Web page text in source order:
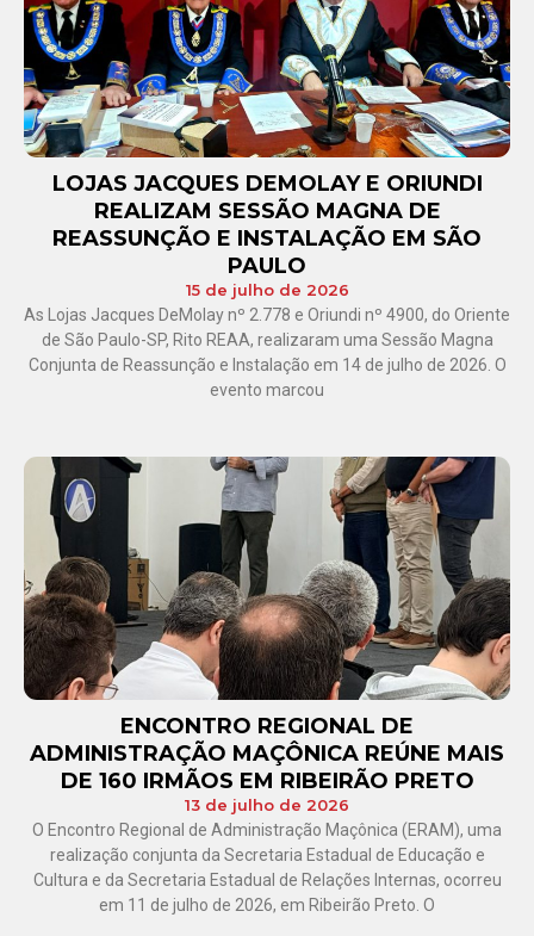
LOJAS JACQUES DEMOLAY E ORIUNDI
REALIZAM SESSÃO MAGNA DE
REASSUNÇÃO E INSTALAÇÃO EM SÃO
PAULO
15 de julho de 2026
As Lojas Jacques DeMolay nº 2.778 e Oriundi nº 4900, do Oriente
de São Paulo-SP, Rito REAA, realizaram uma Sessão Magna
Conjunta de Reassunção e Instalação em 14 de julho de 2026. O
evento marcou
ENCONTRO REGIONAL DE
ADMINISTRAÇÃO MAÇÔNICA REÚNE MAIS
DE 160 IRMÃOS EM RIBEIRÃO PRETO
13 de julho de 2026
O Encontro Regional de Administração Maçônica (ERAM), uma
realização conjunta da Secretaria Estadual de Educação e
Cultura e da Secretaria Estadual de Relações Internas, ocorreu
em 11 de julho de 2026, em Ribeirão Preto. O